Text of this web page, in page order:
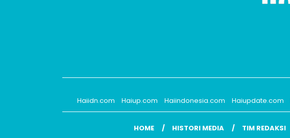
Haiidn.com
Haiup.com Haiindonesia.com Haiupdate.com
HOME HISTORI MEDIA TIM REDAKSI